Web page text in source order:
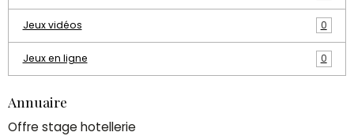
Jeux vidéos 0
Jeux en ligne 0
Annuaire
Offre stage hotellerie